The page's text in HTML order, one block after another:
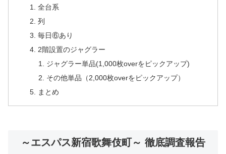
全台系
列
毎日⑥あり
2階設置のジャグラー
ジャグラー単品(1,000枚overをピックアップ)
その他単品（2,000枚overをピックアップ）
まとめ
～エスパス新宿歌舞伎町～ 徹底調査報告